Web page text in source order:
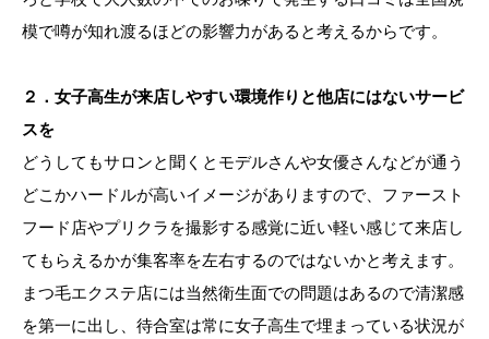
模で噂が知れ渡るほどの影響力があると考えるからです。
２．女子高生が来店しやすい環境作りと他店にはないサービ
スを
どうしてもサロンと聞くとモデルさんや女優さんなどが通う
どこかハードルが高いイメージがありますので、ファースト
フード店やプリクラを撮影する感覚に近い軽い感じて来店し
てもらえるかが集客率を左右するのではないかと考えます。
まつ毛エクステ店には当然衛生面での問題はあるので清潔感
を第一に出し、待合室は常に女子高生で埋まっている状況が